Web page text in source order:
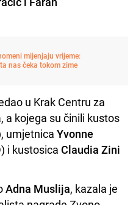
mijenjaju vrijeme:
nas čeka tokom zime
u Krak Centru za
a kojega su činili kustos
umjetnica Yvonne
i kustosica Claudia Zini
Adna Muslija, kazala je